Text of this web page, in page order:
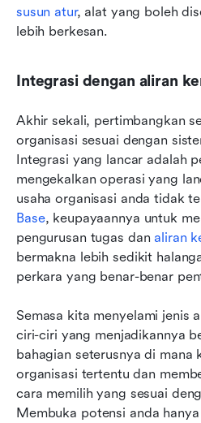
susun atur, alat yang boleh
lebih berkesan.
Integrasi dengan aliran
Akhir sekali, pertimbangkan
organisasi sesuai dengan
Integrasi yang lancar adalah
mengekalkan operasi yang
usaha organisasi anda tidak
Base, keupayaannya untuk
pengurusan tugas dan aliran
bermakna lebih sedikit
perkara yang benar-benar
Semasa kita menyelami jenis
ciri-ciri yang menjadikannya
bahagian seterusnya di mana
organisasi tertentu dan
cara memilih yang sesuai
Membuka potensi anda